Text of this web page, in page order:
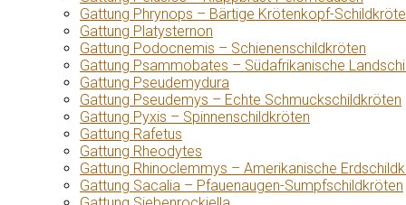
Gattung Phrynops – Bärtige Krötenkopf-
Gattung Platysternon
Gattung Podocnemis – Schienenschildkröten
Gattung Psammobates – Südafrikanische
Gattung Pseudemydura
Gattung Pseudemys – Echte Schmuckschildkröten
Gattung Pyxis – Spinnenschildkröten
Gattung Rafetus
Gattung Rheodytes
Gattung Rhinoclemmys – Amerikanische
Gattung Sacalia – Pfauenaugen-Sumpfschildkröten